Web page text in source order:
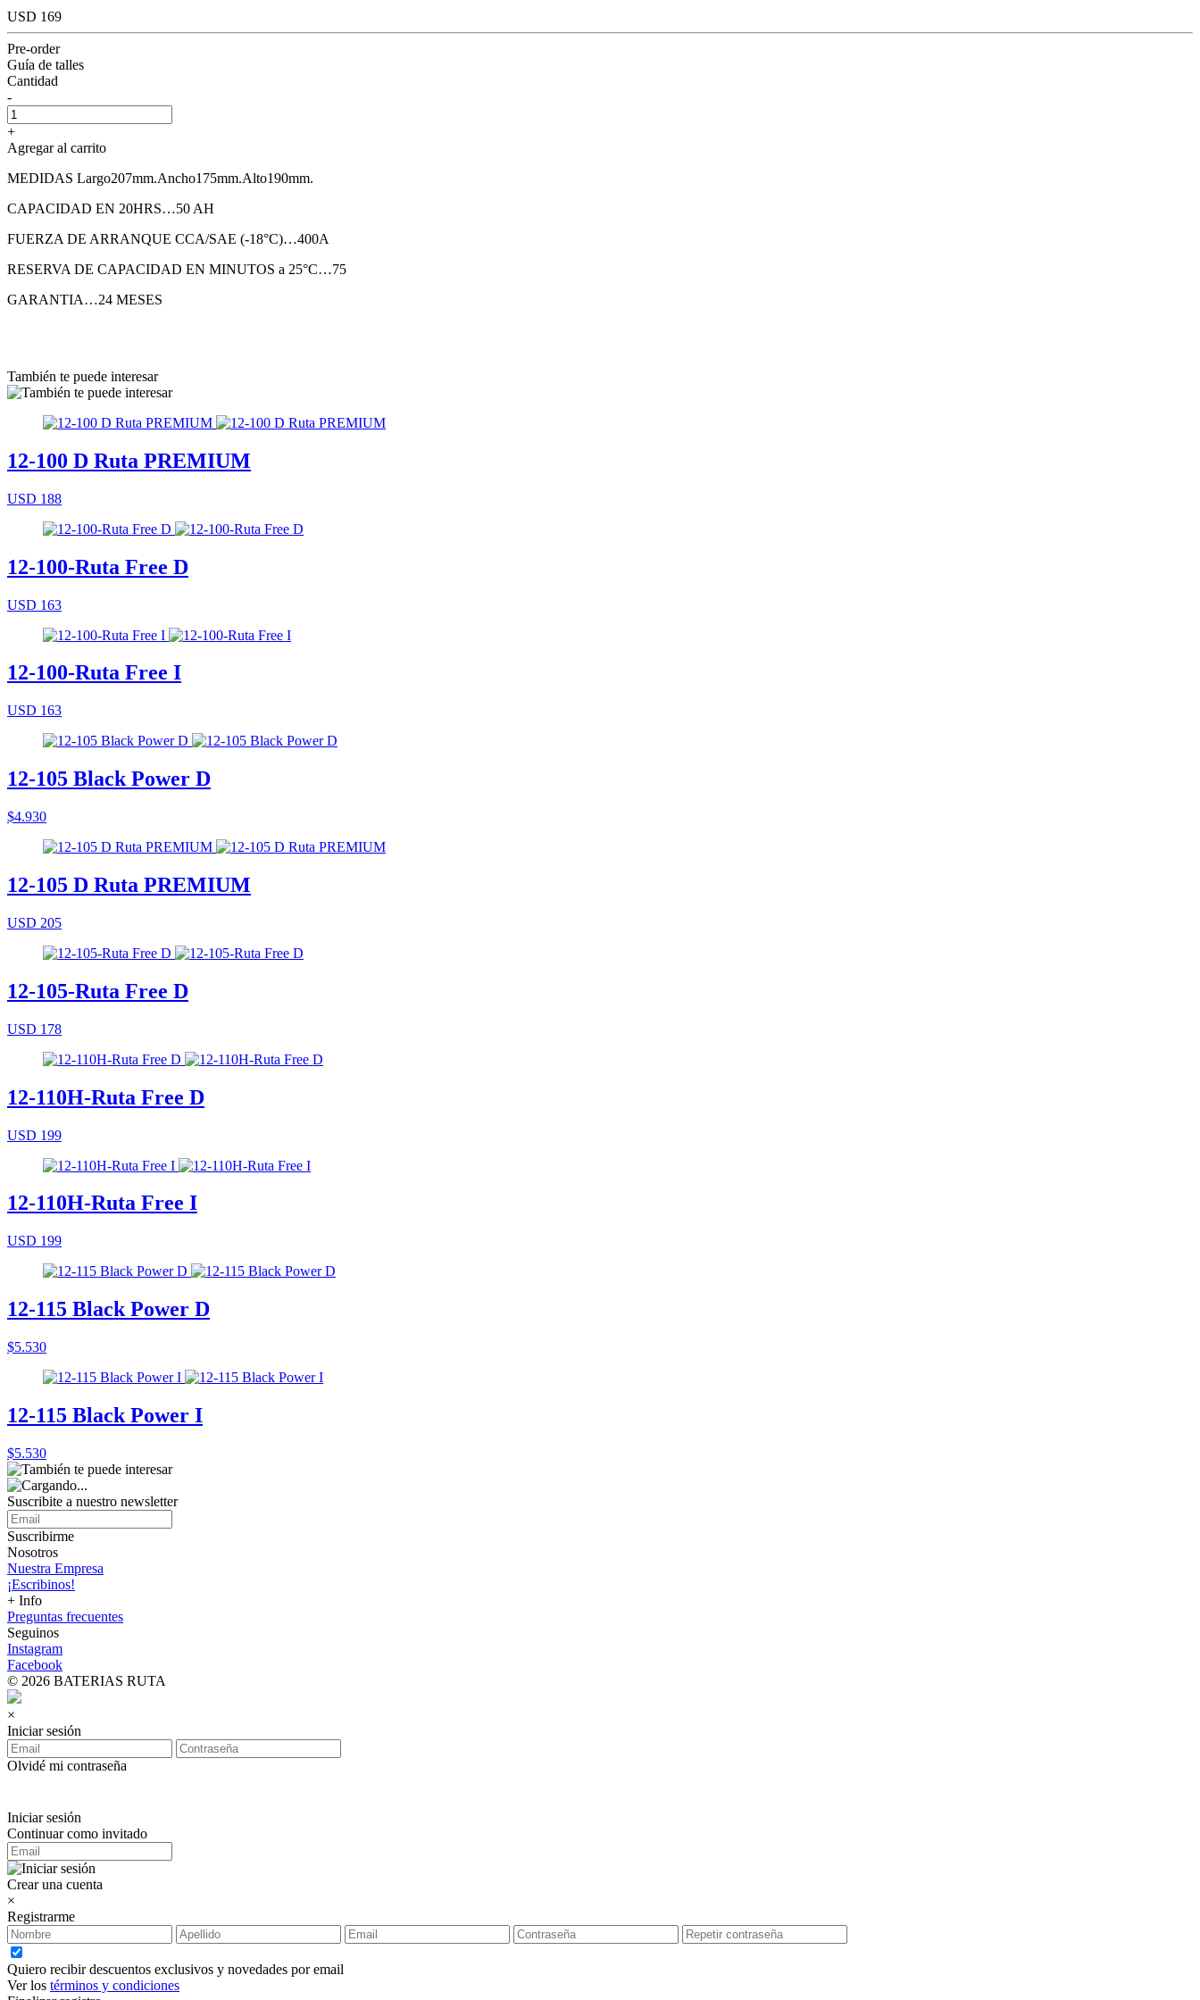
USD 169
Pre-order
Guía de talles
Cantidad
-
+
Agregar al carrito
MEDIDAS Largo207mm.Ancho175mm.Alto190mm.
CAPACIDAD EN 20HRS…50 AH
FUERZA DE ARRANQUE CCA/SAE (-18°C)…400A
RESERVA DE CAPACIDAD EN MINUTOS a 25°C…75
GARANTIA…24 MESES
También te puede interesar
12-100 D Ruta PREMIUM
USD 188
12-100-Ruta Free D
USD 163
12-100-Ruta Free I
USD 163
12-105 Black Power D
$4.930
12-105 D Ruta PREMIUM
USD 205
12-105-Ruta Free D
USD 178
12-110H-Ruta Free D
USD 199
12-110H-Ruta Free I
USD 199
12-115 Black Power D
$5.530
12-115 Black Power I
$5.530
Suscribite a nuestro newsletter
Suscribirme
Nosotros
Nuestra Empresa
¡Escribinos!
+ Info
Preguntas frecuentes
Seguinos
Instagram
Facebook
© 2026 BATERIAS RUTA
×
Iniciar sesión
Olvidé mi contraseña
Iniciar sesión
Continuar como invitado
Crear una cuenta
×
Registrarme
Quiero recibir descuentos exclusivos y novedades por email
Ver los términos y condiciones